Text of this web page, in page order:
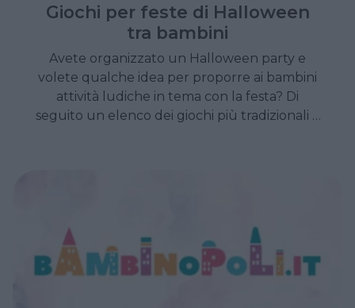
Giochi per feste di Halloween
tra bambini
Avete organizzato un Halloween party e
volete qualche idea per proporre ai bambini
attività ludiche in tema con la festa? Di
seguito un elenco dei giochi più tradizionali e